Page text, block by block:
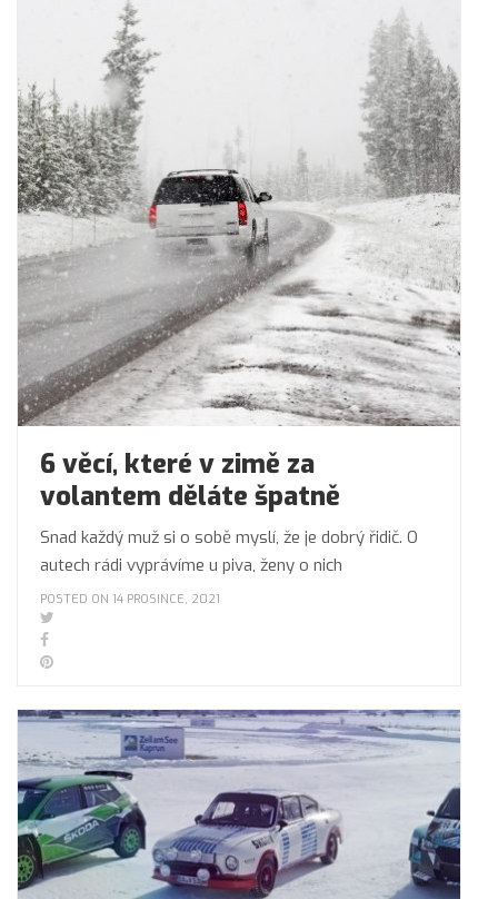
6 věcí, které v zimě za
volantem děláte špatně
Snad každý muž si o sobě myslí, že je dobrý řidič. O
autech rádi vyprávíme u piva, ženy o nich
POSTED ON 14 PROSINCE, 2021